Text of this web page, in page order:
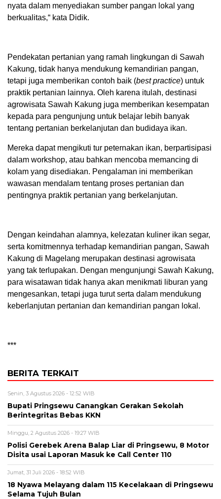
nyata dalam menyediakan sumber pangan lokal yang
berkualitas,“ kata Didik.
Pendekatan pertanian yang ramah lingkungan di Sawah
Kakung, tidak hanya mendukung kemandirian pangan,
tetapi juga memberikan contoh baik (best practice) untuk
praktik pertanian lainnya. Oleh karena itulah, destinasi
agrowisata Sawah Kakung juga memberikan kesempatan
kepada para pengunjung untuk belajar lebih banyak
tentang pertanian berkelanjutan dan budidaya ikan.
Mereka dapat mengikuti tur peternakan ikan, berpartisipasi
dalam workshop, atau bahkan mencoba memancing di
kolam yang disediakan. Pengalaman ini memberikan
wawasan mendalam tentang proses pertanian dan
pentingnya praktik pertanian yang berkelanjutan.
Dengan keindahan alamnya, kelezatan kuliner ikan segar,
serta komitmennya terhadap kemandirian pangan, Sawah
Kakung di Magelang merupakan destinasi agrowisata
yang tak terlupakan. Dengan mengunjungi Sawah Kakung,
para wisatawan tidak hanya akan menikmati liburan yang
mengesankan, tetapi juga turut serta dalam mendukung
keberlanjutan pertanian dan kemandirian pangan lokal.
***
BERITA TERKAIT
Senin, 3 Agustus 2026 - 12:52 WIB
Bupati Pringsewu Canangkan Gerakan Sekolah
Berintegritas Bebas KKN
Minggu, 2 Agustus 2026 - 19:27 WIB
Polisi Gerebek Arena Balap Liar di Pringsewu, 8 Motor
Disita usai Laporan Masuk ke Call Center 110
Jumat, 31 Juli 2026 - 18:52 WIB
18 Nyawa Melayang dalam 115 Kecelakaan di Pringsewu
Selama Tujuh Bulan